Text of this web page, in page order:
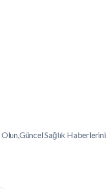
Sağlık Haberlerini